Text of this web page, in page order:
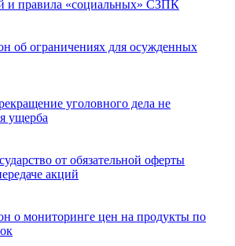
и правила «социальных» СЗПК
об ограничениях для осужденных
уголовного дела не
ущерба
от обязательной оферты
акций
о мониторинге цен на продукты по